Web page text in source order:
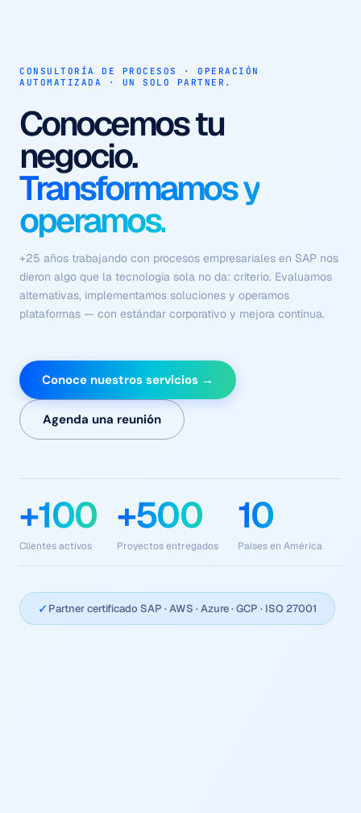
AUTOMATIZACIÓN · AGENTES AUTÓNOMOS · EFICIENCIA
OPERATIVA
Procesos que se
ejecutan solos
Con contexto, criterio y
sin fricción.
negocio, ejecutan tareas complejas y se optimizan
continuamente — sin depender de intervención humana en
cada paso.
Conoce nuestros servicios →
Agenda una reunión
+100
Clientes activos
+500
Proyectos entregados
10
Países en América
✓ Partner certificado SAP · AWS · Azure · GCP · ISO 27001